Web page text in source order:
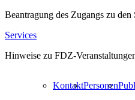
Beantragung des Zugangs zu
Services
Hinweise zu FDZ-
KontaktPersonen